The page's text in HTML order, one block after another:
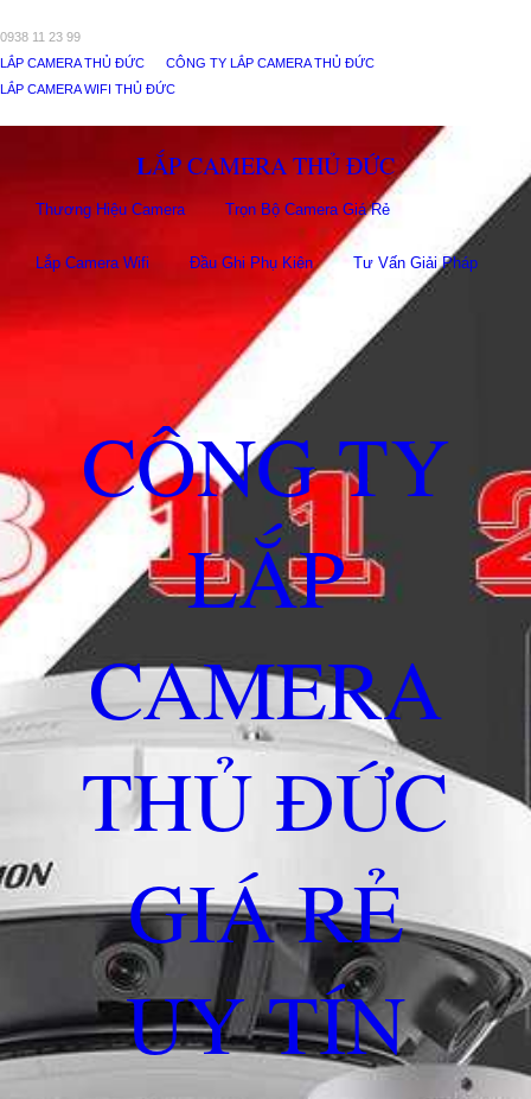
0938 11 23 99
LẮP CAMERA THỦ ĐỨC
CÔNG TY LẮP CAMERA THỦ ĐỨC
LẮP CAMERA WIFI THỦ ĐỨC
LẮP CAMERA THỦ ĐỨC
Thương Hiệu Camera Trọn Bộ Camera Giá Rẻ
Lắp Camera Wifi Đầu Ghi Phụ Kiên Tư Vấn Giải Pháp
CÔNG TY
LẮP
CAMERA
THỦ ĐỨC
GIÁ RẺ
UY TÍN